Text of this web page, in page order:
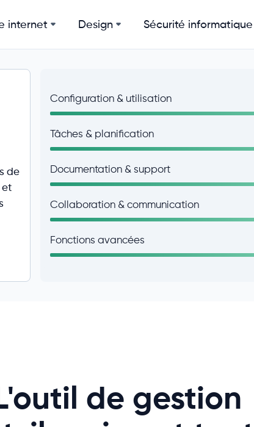
internet Design Sécurité informatique
de
et
Configuration & utilisation
Tâches & planification
Documentation & support
Collaboration & communication
Fonctions avancées
de gestion